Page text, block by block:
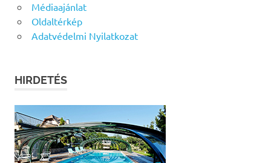
Médiaajánlat
Oldaltérkép
Adatvédelmi Nyilatkozat
HIRDETÉS